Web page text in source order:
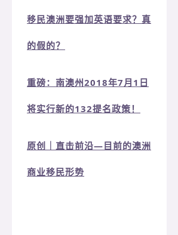
移民澳洲要强加英语要求？真
的假的？
重磅：南澳州2018年7月1日
将实行新的132提名政策！
原创｜直击前沿—目前的澳洲
商业移民形势